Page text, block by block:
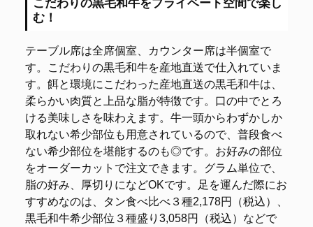
こだわりの黒毛和牛をプライベート空間で楽し
む！
テーブル席は全席個室、カウンター席は半個室で
す。こだわりの黒毛和牛を産地直送で仕入れていま
す。餌と環境にこだわった産地直送の黒毛和牛は、
柔らかい肉質と上品な脂が特徴です。口の中でとろ
ける美味しさを味わえます。牛一頭からわずかしか
取れない希少部位も用意されているので、普段食べ
ない希少部位を堪能するのも◎です。お好みの部位
をオーダーカットで注文できます。グラム単位で、
脂の好み、厚切りになどOKです。足を運んだ際にお
すすめなのは、タン食べ比べ３種2,178円（税込）、
黒毛和牛希少部位３種盛り3,058円（税込）などで